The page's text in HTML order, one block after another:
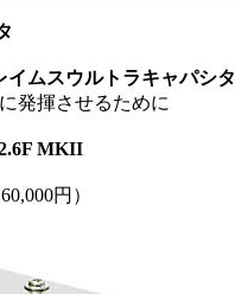
ムスウルトラキャパシタ
発揮させるために
MKII
円）